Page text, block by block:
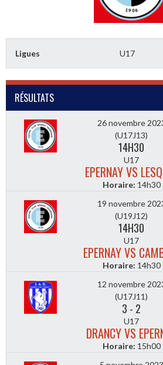
Ligues U17
RÉSULTATS
26 novembre
(U17J13)
14H30
U17
EPERNAY VS
Horaire: 14h30
19 novembre
(U19J12)
14H30
U17
EPERNAY VS
Horaire: 14h30
12 novembre
(U17J11)
3 - 2
U17
DRANCY VS
Horaire: 15h00